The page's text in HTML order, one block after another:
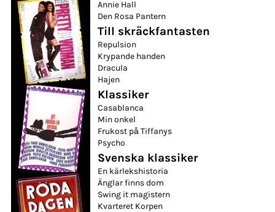
Annie Hall
Den Rosa Pantern
Till skräckfantasten
Repulsion
Krypande handen
Dracula
Hajen
Klassiker
Casablanca
Min onkel
Frukost på Tiffanys
Psycho
Svenska klassiker
En kärlekshistoria
Änglar finns dom
Swing it magistern
Kvarteret Korpen